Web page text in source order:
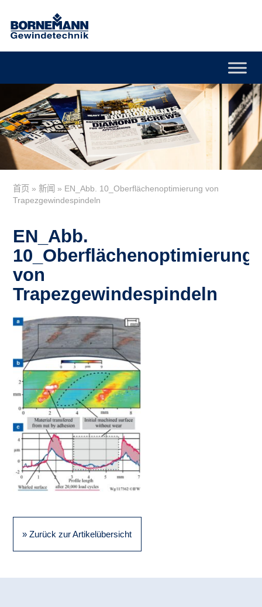
首页 »新闻 » EN_Abb. 10_Oberflächenoptimierung von
Trapezgewindespindeln
EN_Abb.
10_Oberflächenoptimierung
von
Trapezgewindespindeln
» Zurück zur Artikelübersicht